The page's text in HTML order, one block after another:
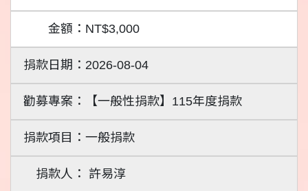
NT$3,000
2026-08-04
【一般性捐款】115年度捐款
一般捐款
許易淳